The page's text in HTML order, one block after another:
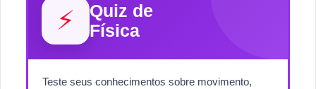
⚡
Quiz de
Física
Teste seus conhecimentos sobre movimento,